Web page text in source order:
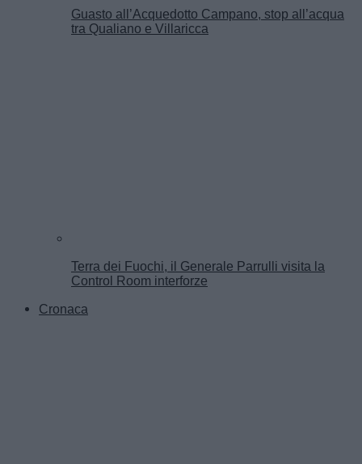
Guasto all’Acquedotto Campano, stop all’acqua
tra Qualiano e Villaricca
Terra dei Fuochi, il Generale Parrulli visita la
Control Room interforze
Cronaca